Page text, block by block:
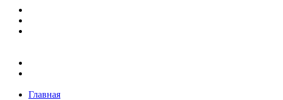
Главная